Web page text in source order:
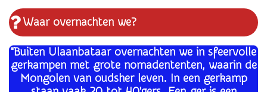
Waar overnachten we?
"Buiten Ulaanbataar overnachten we in sfeervolle
gerkampen met grote nomadententen, waarin de
Mongolen van oudsher leven. In een gerkamp